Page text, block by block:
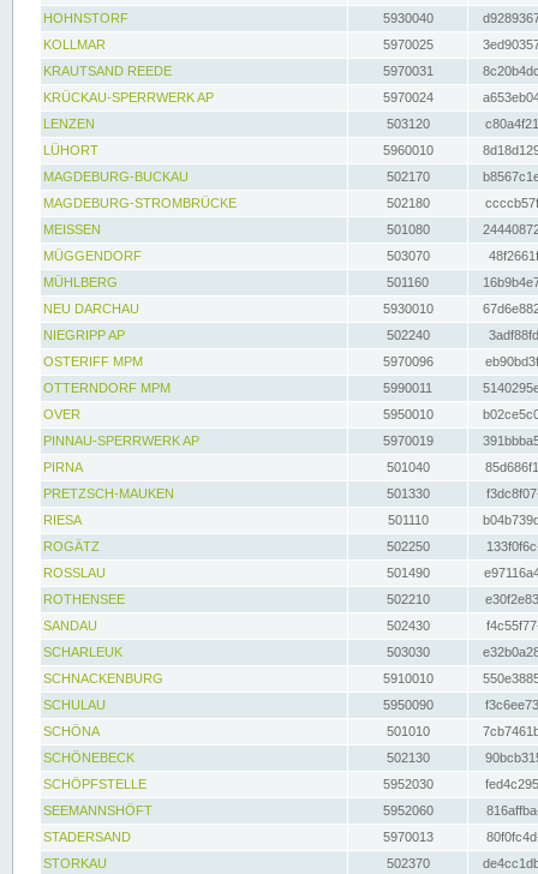
HOHNSTORF
5930040
KOLLMAR
5970025
KRAUTSAND REEDE
5970031
KRÜCKAU-SPERRWERK AP
5970024
LENZEN
503120
LÜHORT
5960010
MAGDEBURG-BUCKAU
502170
MAGDEBURG-STROMBRÜCKE
502180
MEISSEN
501080
MÜGGENDORF
503070
MÜHLBERG
501160
NEU DARCHAU
5930010
NIEGRIPP AP
502240
OSTERIFF MPM
5970096
OTTERNDORF MPM
5990011
OVER
5950010
PINNAU-SPERRWERK AP
5970019
PIRNA
501040
PRETZSCH-MAUKEN
501330
RIESA
501110
ROGÄTZ
502250
ROSSLAU
501490
ROTHENSEE
502210
SANDAU
502430
SCHARLEUK
503030
SCHNACKENBURG
5910010
SCHULAU
5950090
SCHÖNA
501010
SCHÖNEBECK
502130
SCHÖPFSTELLE
5952030
SEEMANNSHÖFT
5952060
STADERSAND
5970013
STORKAU
502370